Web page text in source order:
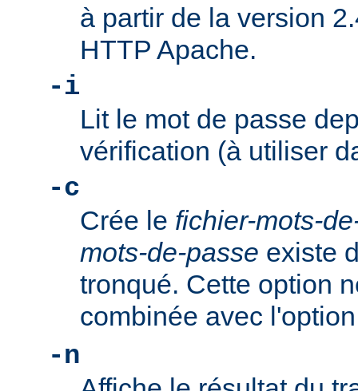
à partir de la version
HTTP Apache.
-i
Lit le mot de passe
vérification (à utiliser
-c
Crée le fichier-mots-
mots-de-passe existe
tronqué. Cette option
combinée avec
-n